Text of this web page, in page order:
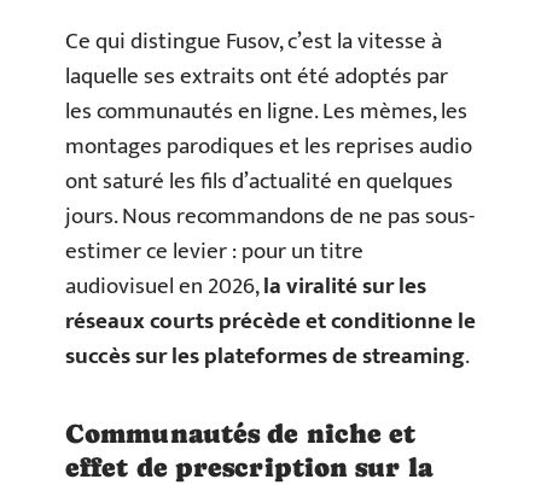
Ce qui distingue Fusov, c’est la vitesse à
laquelle ses extraits ont été adoptés par
les communautés en ligne. Les mèmes, les
montages parodiques et les reprises audio
ont saturé les fils d’actualité en quelques
jours. Nous recommandons de ne pas sous-
estimer ce levier : pour un titre
audiovisuel en 2026,la viralité sur les
réseaux courts précède et conditionne le
succès sur les plateformes de streaming.
Communautés de niche et
effet de prescription sur la